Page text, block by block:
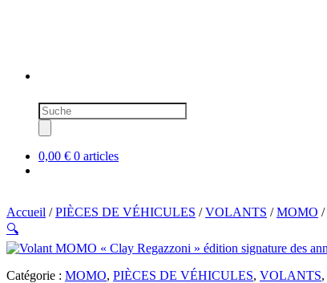
Recherche
de
produits
0,00 € 0 articles
Accueil /PIÈCES DE VÉHICULES /VOLANTS /MOMO /
🔍
Catégorie : MOMO, PIÈCES DE VÉHICULES, VOLANTS,